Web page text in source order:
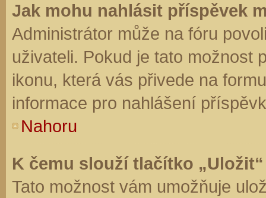
Jak mohu nahlásit příspěvek
Administrátor může na fóru
uživateli. Pokud je tato možnost
ikonu, která vás přivede na
informace pro nahlášení
Nahoru
K čemu slouží tlačítko
Tato možnost vám umožňuje